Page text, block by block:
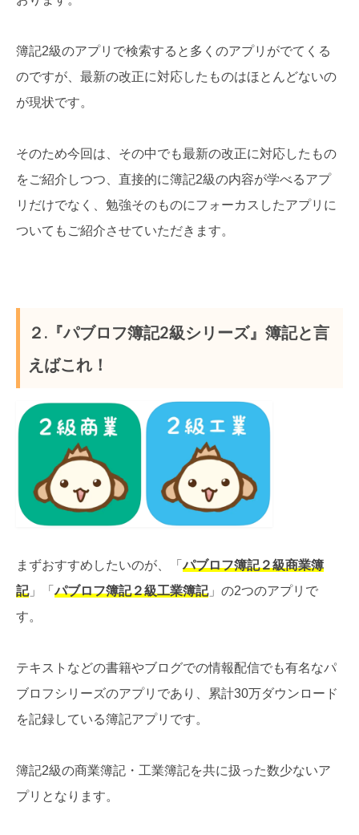
簿記2級のアプリで検索すると多くのアプリがでてくる
のですが、最新の改正に対応したものはほとんどないの
が現状です。
そのため今回は、その中でも最新の改正に対応したもの
をご紹介しつつ、直接的に簿記2級の内容が学べるアプ
リだけでなく、勉強そのものにフォーカスしたアプリに
ついてもご紹介させていただきます。
２.『パブロフ簿記2級シリーズ』簿記と言
えばこれ！
まずおすすめしたいのが、「 パブロフ簿記２級商業簿
記」「 パブロフ簿記２級工業簿記」の2つのアプリで
す。
テキストなどの書籍やブログでの情報配信でも有名なパ
ブロフシリーズのアプリであり、累計30万ダウンロード
を記録している簿記アプリです。
簿記2級の商業簿記・工業簿記を共に扱った数少ないア
プリとなります。